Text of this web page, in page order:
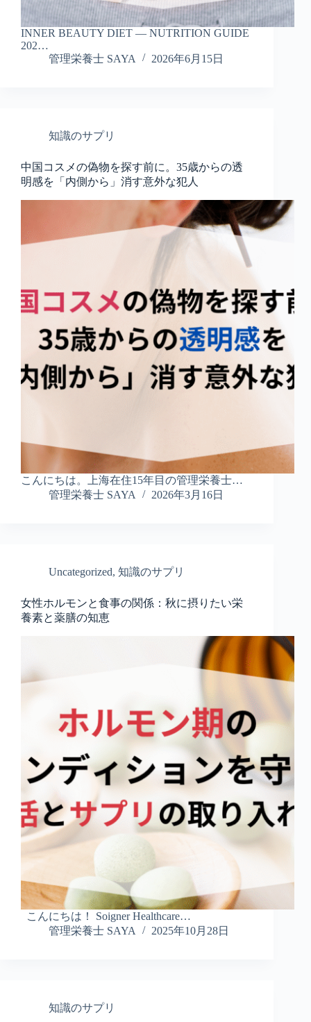
INNER BEAUTY DIET — NUTRITION GUIDE
202…
管理栄養士 SAYA
2026年6月15日
知識のサプリ
中国コスメの偽物を探す前に。35歳からの透
明感を「内側から」消す意外な犯人
こんにちは。上海在住15年目の管理栄養士…
管理栄養士 SAYA
2026年3月16日
Uncategorized, 知識のサプリ
女性ホルモンと食事の関係：秋に摂りたい栄
養素と薬膳の知恵
こんにちは！ Soigner Healthcare…
管理栄養士 SAYA
2025年10月28日
知識のサプリ